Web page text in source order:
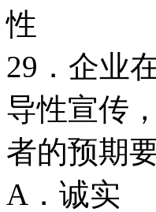
性
29．企业
导性宣传
者的预期
A